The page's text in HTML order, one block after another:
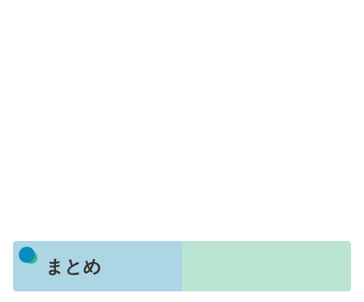
まとめ